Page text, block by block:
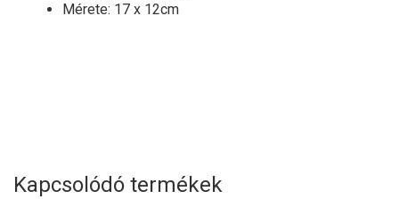
Mérete: 17 x 12cm
Kapcsolódó termékek